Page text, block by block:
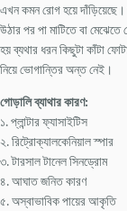
এখন কমন রোগ হয়ে
উঠার পর পা মাটিতে বা
হয় ব্যথার ধরন কিছুটা কাঁটা
নিয়ে ভোগান্তির অন্ত নেই।
গোড়ালি ব্যাথার কারণ:
১. প্লান্টার ফ্যাসাইটিস
২. রিট্রোক্যালকেনিয়াল স্পার
৩. টারসাল টানেল সিনড্রোম
৪. আঘাত জনিত কারণ
৫. অস্বাভাবিক পায়ের আকৃতি